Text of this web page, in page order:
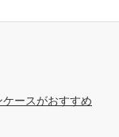
ースがおすすめ